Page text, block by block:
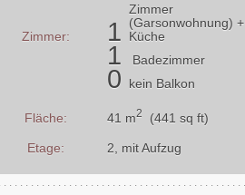
Zimmer: 1
Zimmer
(Garsonwohnung) +
Küche
1 Badezimmer
0 kein Balkon
Fläche: 41 m2 (441 sq ft)
Etage: 2, mit Aufzug